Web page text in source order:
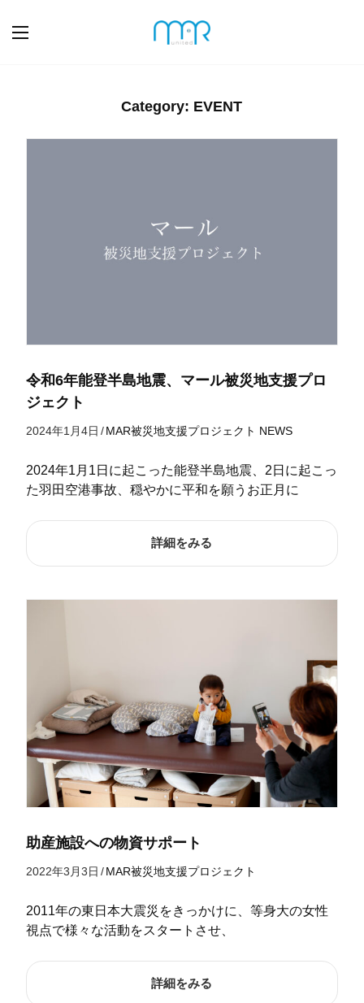
Category: EVENT
令和6年能登半島地震、マール被災地支援プロ
ジェクト
2024年1月4日 /MAR被災地支援プロジェクト NEWS
2024年1月1日に起こった能登半島地震、2日に起こっ
た羽田空港事故、穏やかに平和を願うお正月に
詳細をみる
助産施設への物資サポート
2022年3月3日 /MAR被災地支援プロジェクト
2011年の東日本大震災をきっかけに、等身大の女性
視点で様々な活動をスタートさせ、
詳細をみる